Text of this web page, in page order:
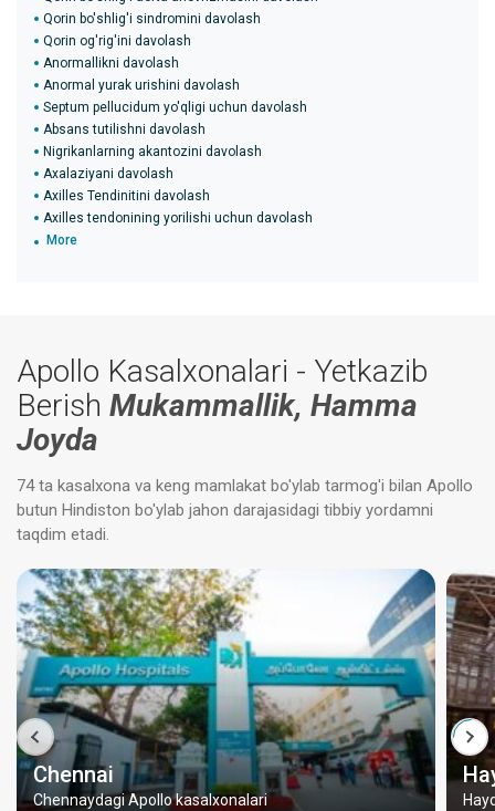
Qorin bo'shlig'i sindromini davolash
Qorin og'rig'ini davolash
Anormallikni davolash
Anormal yurak urishini davolash
Septum pellucidum yo'qligi uchun davolash
Absans tutilishni davolash
Nigrikanlarning akantozini davolash
Axalaziyani davolash
Axilles Tendinitini davolash
Axilles tendonining yorilishi uchun davolash
More
Apollo Kasalxonalari - Yetkazib
Berish Mukammallik, Hamma
Joyda
74 ta kasalxona va keng mamlakat bo'ylab tarmog'i bilan Apollo
butun Hindiston bo'ylab jahon darajasidagi tibbiy yordamni
taqdim etadi.
Chennai
Chennaydagi Apollo kasalxonalari